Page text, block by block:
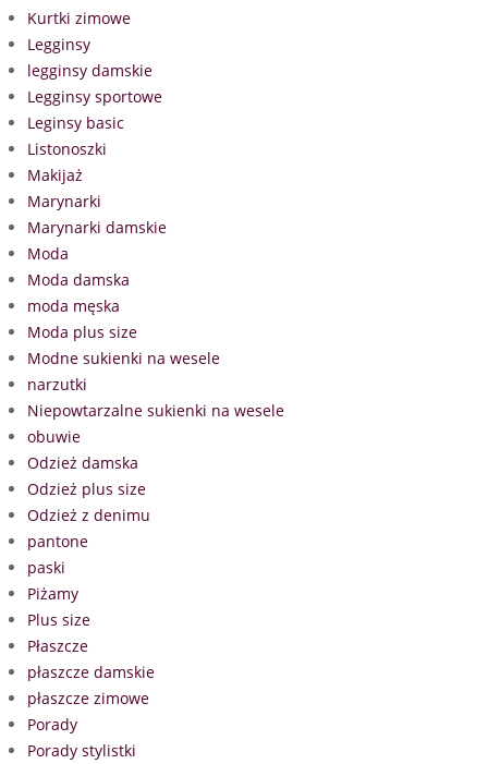
Kurtki zimowe
Legginsy
legginsy damskie
Legginsy sportowe
Leginsy basic
Listonoszki
Makijaż
Marynarki
Marynarki damskie
Moda
Moda damska
moda męska
Moda plus size
Modne sukienki na wesele
narzutki
Niepowtarzalne sukienki na wesele
obuwie
Odzież damska
Odzież plus size
Odzież z denimu
pantone
paski
Piżamy
Plus size
Płaszcze
płaszcze damskie
płaszcze zimowe
Porady
Porady stylistki